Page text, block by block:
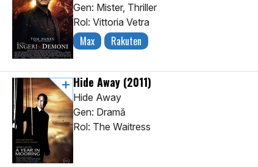
Gen: Mister, Thriller
Rol: Vittoria Vetra
Max Rakuten
Hide Away (2011)
Hide Away
Gen: Dramă
Rol: The Waitress